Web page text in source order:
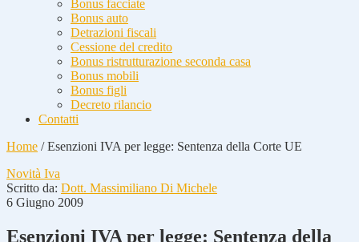
Bonus facciate
Bonus auto
Detrazioni fiscali
Cessione del credito
Bonus ristrutturazione seconda casa
Bonus mobili
Bonus figli
Decreto rilancio
Contatti
Home /Esenzioni IVA per legge: Sentenza della Corte UE
Novità Iva
Scritto da: Dott. Massimiliano Di Michele
6 Giugno 2009
Esenzioni IVA per legge: Sentenza della